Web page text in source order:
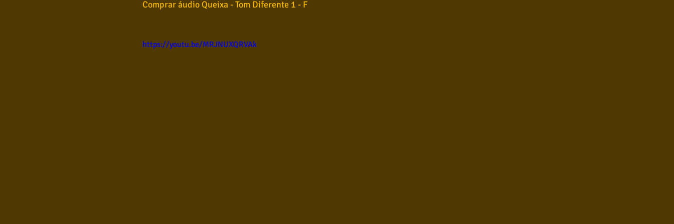
Comprar áudio Queixa - Tom Diferente 1 - F
https://youtu.be/MRJNUXQRVAk